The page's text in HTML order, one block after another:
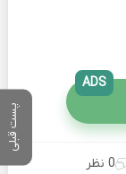
پست قبلی
ADS
0 نظر